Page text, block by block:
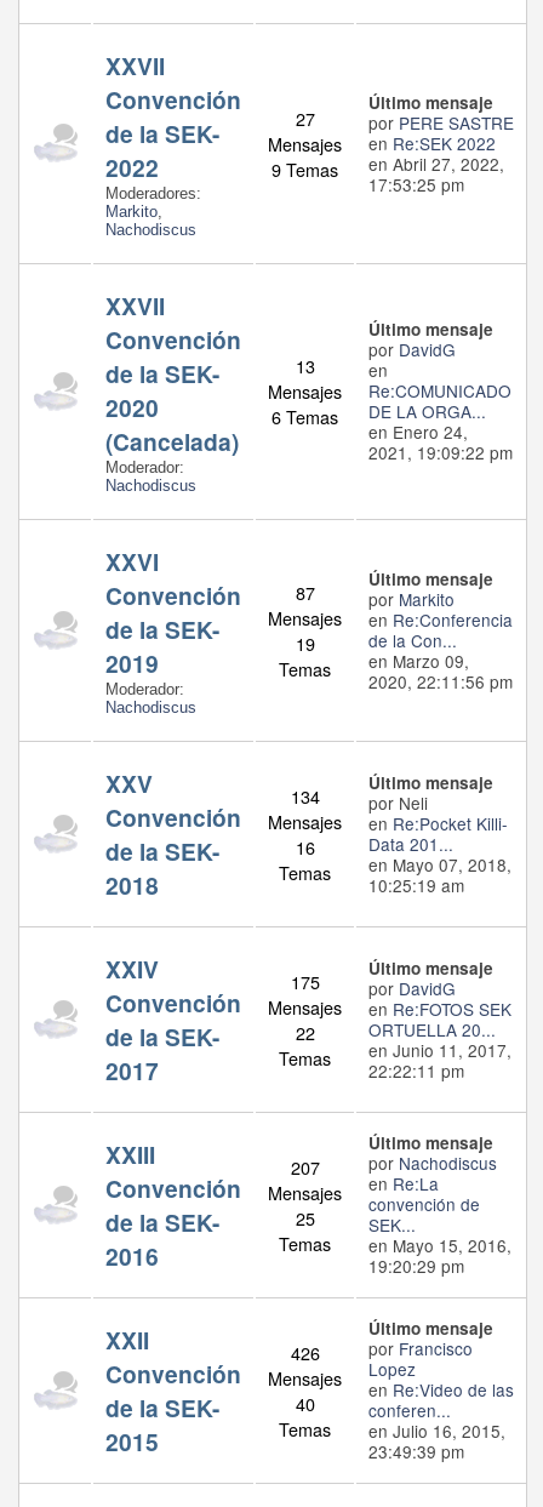
XXVII
Convención
de la SEK-
2022
Moderadores:
Markito,
Nachodiscus
27
Mensajes
9 Temas
Último mensaje
por PERE SASTRE
en Re:SEK 2022
en Abril 27, 2022,
17:53:25 pm
XXVII
Convención
de la SEK-
2020
(Cancelada)
Moderador:
Nachodiscus
13
Mensajes
6 Temas
Último mensaje
por DavidG
en
Re:COMUNICADO
DE LA ORGA...
en Enero 24,
2021, 19:09:22 pm
XXVI
Convención
de la SEK-
2019
Moderador:
Nachodiscus
87
Mensajes
19
Temas
Último mensaje
por Markito
en Re:Conferencia
de la Con...
en Marzo 09,
2020, 22:11:56 pm
XXV
Convención
de la SEK-
2018
134
Mensajes
16
Temas
Último mensaje
por Neli
en Re:Pocket Killi-
Data 201...
en Mayo 07, 2018,
10:25:19 am
XXIV
Convención
de la SEK-
2017
175
Mensajes
22
Temas
Último mensaje
por DavidG
en Re:FOTOS SEK
ORTUELLA 20...
en Junio 11, 2017,
22:22:11 pm
XXIII
Convención
de la SEK-
2016
207
Mensajes
25
Temas
Último mensaje
por Nachodiscus
en Re:La
convención de
SEK...
en Mayo 15, 2016,
19:20:29 pm
XXII
Convención
de la SEK-
2015
426
Mensajes
40
Temas
Último mensaje
por Francisco
Lopez
en Re:Video de las
conferen...
en Julio 16, 2015,
23:49:39 pm